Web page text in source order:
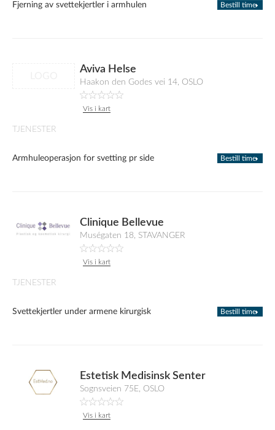
Fjerning av svettekjertler i armhulen Bestill time
Aviva Helse
Haakon den Godes vei 14, OSLO
Vis i kart
TJENESTER
Armhuleoperasjon for svetting pr side Bestill time
Clinique Bellevue
Muségaten 18, STAVANGER
Vis i kart
TJENESTER
Svettekjertler under armene kirurgisk Bestill time
Estetisk Medisinsk Senter
Sognsveien 75E, OSLO
Vis i kart